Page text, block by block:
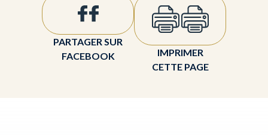
PARTAGER SUR
FACEBOOK
IMPRIMER
CETTE PAGE